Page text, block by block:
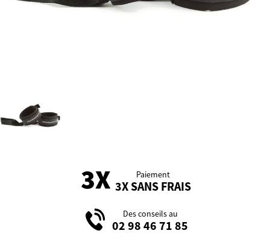
Paiement
3X SANS FRAIS
Des conseils au
02 98 46 71 85